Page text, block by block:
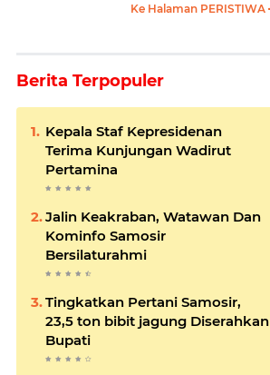
Ke Halaman PERISTIWA
Berita Terpopuler
Kepala Staf Kepresidenan
Terima Kunjungan Wadirut
Pertamina
Jalin Keakraban, Watawan Dan
Kominfo Samosir
Bersilaturahmi
Tingkatkan Pertani Samosir,
23,5 ton bibit jagung Diserahkan
Bupati